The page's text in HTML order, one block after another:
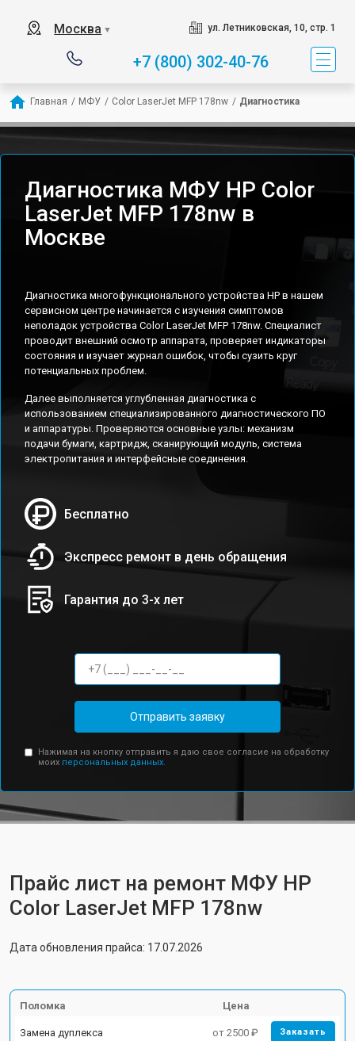
Москва ▼ ул. Летниковская, 10, стр. 1
+7 (800) 302-40-76
Главная / МФУ / Color LaserJet MFP 178nw / Диагностика
Диагностика МФУ HP Color
LaserJet MFP 178nw в
Москве
Диагностика многофункционального устройства HP в нашем
сервисном центре начинается с изучения симптомов
неполадок устройства Color LaserJet MFP 178nw. Специалист
проводит внешний осмотр аппарата, проверяет индикаторы
состояния и изучает журнал ошибок, чтобы сузить круг
потенциальных проблем.
Далее выполняется углубленная диагностика с
использованием специализированного диагностического ПО
и аппаратуры. Проверяются основные узлы: механизм
подачи бумаги, картридж, сканирующий модуль, система
электропитания и интерфейсные соединения.
Бесплатно
Экспресс ремонт в день обращения
Гарантия до 3-х лет
Отправить заявку
Нажимая на кнопку отправить я даю свое согласие на обработку
моих персональных данных.
Прайс лист на ремонт МФУ HP
Color LaserJet MFP 178nw
Дата обновления прайса: 17.07.2026
Поломка Цена
Замена дуплекса от 2500 ₽ Заказать